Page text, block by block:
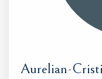
Aurelian-